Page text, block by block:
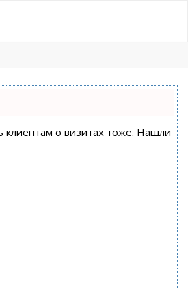
клиентам о визитах тоже. Нашли